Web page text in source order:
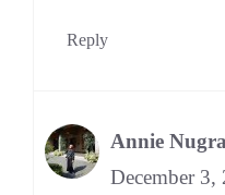
Reply
Annie
December 3,